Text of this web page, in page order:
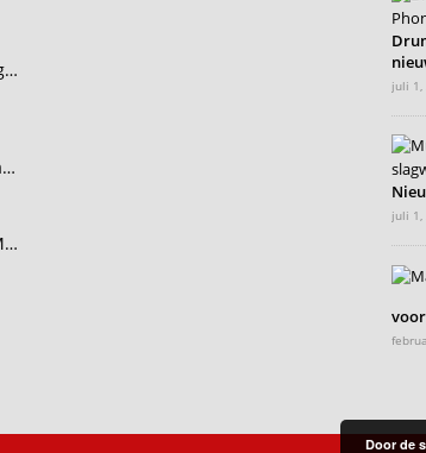
Dinkles Glide marching schoen passerie
Meinl marching cymbals Arena 18 inch
MEINL MARCHING CYMBALS 13" BRASS
juli 1,
juli 1,
Door de